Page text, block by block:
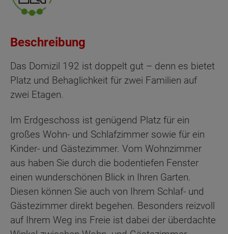
Beschreibung
Das Domizil 192 ist doppelt gut – denn es bietet
Platz und Behaglichkeit für zwei Familien auf
zwei Etagen.
Im Erdgeschoss ist genügend Platz für ein
großes Wohn- und Schlafzimmer sowie für ein
Kinder- und Gästezimmer. Vom Wohnzimmer
aus haben Sie durch die bodentiefen Fenster
einen wunderschönen Blick in Ihren Garten.
Diesen können Sie auch von Ihrem Schlaf- und
Gästezimmer direkt begehen. Besonders reizvoll
auf Ihrem Weg ins Freie ist dabei der überdachte